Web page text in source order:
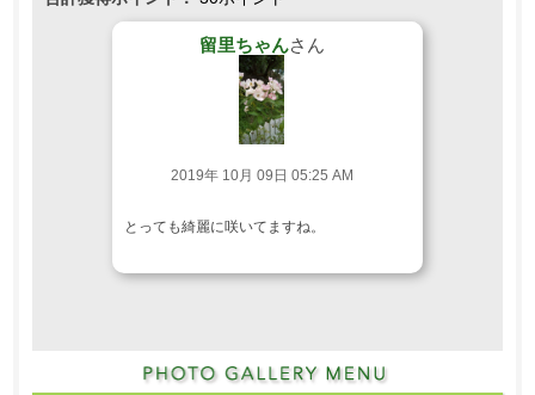
留里ちゃんさん
2019年 10月 09日 05:25 AM
とっても綺麗に咲いてますね。